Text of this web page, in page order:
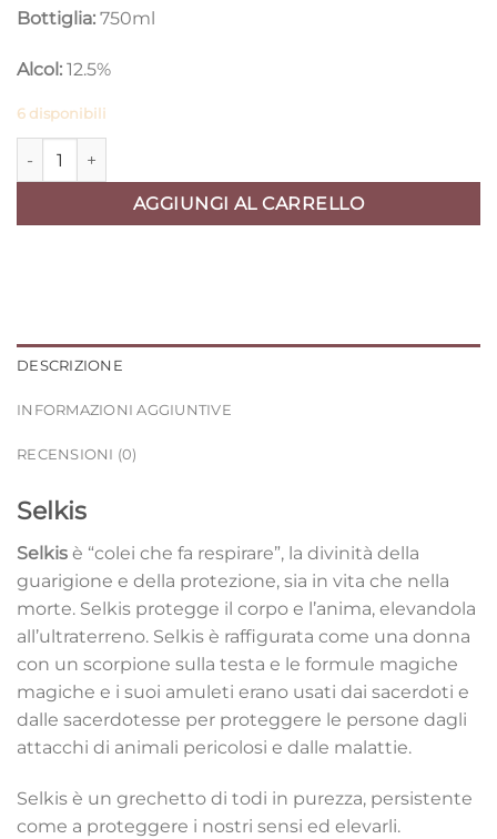
Bottiglia: 750ml
Alcol: 12.5%
6 disponibili
Selkis 2023 Giorigio Pecora quantità
AGGIUNGI AL CARRELLO
DESCRIZIONE
INFORMAZIONI AGGIUNTIVE
RECENSIONI (0)
Selkis
Selkis è “colei che fa respirare”, la divinità della
guarigione e della protezione, sia in vita che nella
morte. Selkis protegge il corpo e l’anima, elevandola
all’ultraterreno. Selkis è raffigurata come una donna
con un scorpione sulla testa e le formule magiche
magiche e i suoi amuleti erano usati dai sacerdoti e
dalle sacerdotesse per proteggere le persone dagli
attacchi di animali pericolosi e dalle malattie.
Selkis è un grechetto di todi in purezza, persistente
come a proteggere i nostri sensi ed elevarli.